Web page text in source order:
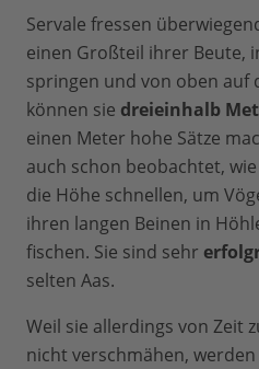
Servale fressen
einen Großteil ihrer Beute,
springen und von oben auf
können sie dreieinhalb
einen Meter hohe Sätze
auch schon beobachtet,
die Höhe schnellen, um
ihren langen Beinen in
fischen. Sie sind sehr
selten Aas.
Weil sie allerdings von Zeit
nicht verschmähen, werden